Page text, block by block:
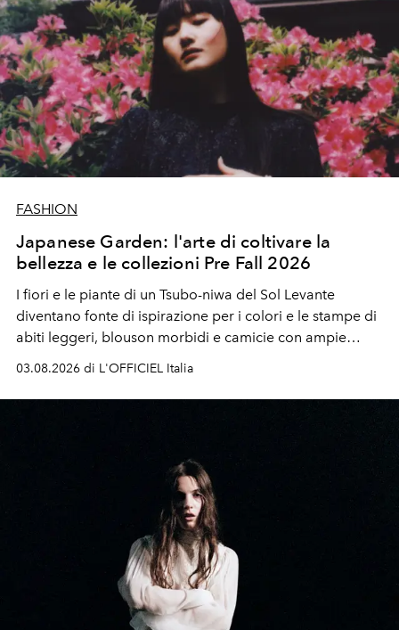
FASHION
Japanese Garden: l'arte di coltivare la
bellezza e le collezioni Pre Fall 2026
I fiori e le piante di un Tsubo-niwa del Sol Levante
diventano fonte di ispirazione per i colori e le stampe di
abiti leggeri, blouson morbidi e camicie con ampie
maniche a kimono. E si trasformano in applicazioni
03.08.2026 di L'OFFICIEL Italia